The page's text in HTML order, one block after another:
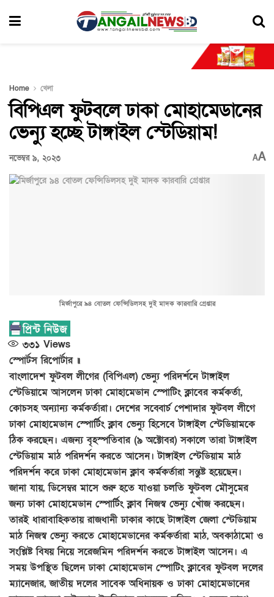
Home খেলা
বিপিএল ফুটবলে ঢাকা মোহামেডানের
ভেন্যু হচ্ছে টাঙ্গাইল স্টেডিয়াম!
নভেম্বর ৯, ২০২৩ AA
মির্জাপুরে ৯৪ বোতল ফেন্সিডিলসহ দুই মাদক কারবারি গ্রেপ্তার
৩৩১ Views
স্পোর্টস রিপোর্টার ॥
বাংলাদেশ ফুটবল লীগের (বিপিএল) ভেন্যু পরিদর্শনে টাঙ্গাইল
স্টেডিয়ামে আসলেন ঢাকা মোহামেডান স্পোটিং ক্লাবের কর্মকর্তা,
কোচসহ অন্যান্য কর্মকর্তারা। দেশের সব্বোর্চ পেশাদার ফুটবল লীগে
ঢাকা মোহামেডান স্পোর্টিং ক্লাব ভেন্যু হিসেবে টাঙ্গাইল স্টেডিয়ামকে
ঠিক করছেন। এজন্য বৃহস্পতিবার (৯ অক্টোবর) সকালে তারা টাঙ্গাইল
স্টেডিয়াম মাঠ পরিদর্শন করতে আসেন। টাঙ্গাইল স্টেডিয়াম মাঠ
পরিদর্শন করে ঢাকা মোহামেডান ক্লাব কর্মকর্তারা সন্তুষ্ট হয়েছেন।
জানা যায়, ডিসেম্বর মাসে শুরু হতে যাওয়া চলতি ফুটবল মৌসুমের
জন্য ঢাকা মোহামেডান স্পোর্টিং ক্লাব নিজস্ব ভেন্যু খোঁজ করছেন।
তারই ধারাবাহিকতায় রাজধানী ঢাকার কাছে টাঙ্গাইল জেলা স্টেডিয়াম
মাঠ নিজস্ব ভেন্যু করতে মোহামেডানের কর্মকর্তারা মাঠ, অবকাঠামো ও
সংশ্লিষ্ট বিষয় নিয়ে সরেজমিন পরিদর্শন করতে টাঙ্গাইল আসেন। এ
সময় উপস্থিত ছিলেন ঢাকা মোহামেডান স্পোটিং ক্লাবের ফুটবল দলের
ম্যানেজার, জাতীয় দলের সাবেক অধিনায়ক ও ঢাকা মোহামেডানের